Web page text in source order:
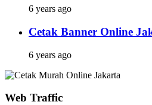
6 years ago
Cetak Banner Online
6 years ago
Web Traffic